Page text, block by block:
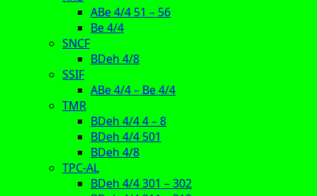
ABe 4/4 51 – 56
Be 4/4
SNCF
BDeh 4/8
SSIF
ABe 4/4 – Be 4/4
TMR
BDeh 4/4 4 – 8
BDeh 4/4 501
BDeh 4/8
TPC-AL
BDeh 4/4 301 – 302